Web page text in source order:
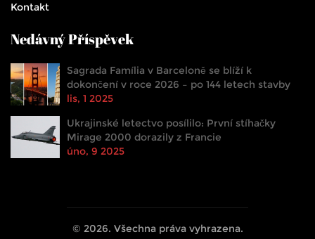
Kontakt
Nedávný Příspěvek
Sagrada Família v Barceloně se blíží k
dokončení v roce 2026 – po 144 letech stavby
lis, 1 2025
Ukrajinské letectvo posílilo: První stíhačky
Mirage 2000 dorazily z Francie
úno, 9 2025
© 2026. Všechna práva vyhrazena.